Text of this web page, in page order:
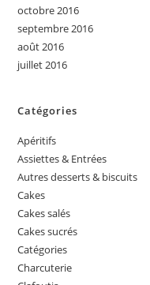
octobre 2016
septembre 2016
août 2016
juillet 2016
Catégories
Apéritifs
Assiettes & Entrées
Autres desserts & biscuits
Cakes
Cakes salés
Cakes sucrés
Catégories
Charcuterie